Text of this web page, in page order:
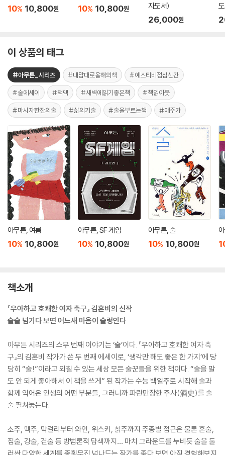
10% 10,800원 10% 10,800원
자도서)
26,000원
이 상품의 태그
#아무튼_시리즈 #내맘대로올해의책 #예스티비점심신간
#술에세이 #책맥 #새벽에읽기좋은책 #책읽아웃
#마시자한잔의술 #삶의기술 #술을부르는책 #애주가
아무튼, 여름
10% 10,800원
아무튼, SF 게임
10% 10,800원
아무튼, 술
10% 10,800원
책소개
『우아하고 호쾌한 여자 축구』 김혼비의 신작
술술 넘기다 보면 어느새 마음이 술렁인다
아무튼 시리즈의 스무 번째 이야기는 ‘술’이다. 『우아하고 호쾌한 여자 축
구』의 김혼비 작가가 쓴 두 번째 에세이로, ‘생각만 해도 좋은 한 가지’에 당
당히 “술!”이라고 외칠 수 있는 세상 모든 술꾼들을 위한 책이다. “술을 말
도 안 되게 좋아해서 이 책을 쓰게” 된 작가는 수능 백일주로 시작해 술과
함께 익어온 인생의 어떤 부분들, 그러니까 파란만장한 주사(酒史)를 술
술 펼쳐놓는다.
소주, 맥주, 막걸리부터 와인, 위스키, 칡주까지 주종별 접근은 물론 혼술,
집술, 강술, 걷술 등 방법론적 탐색까지… 마치 그라운드를 누비듯 술을 둘